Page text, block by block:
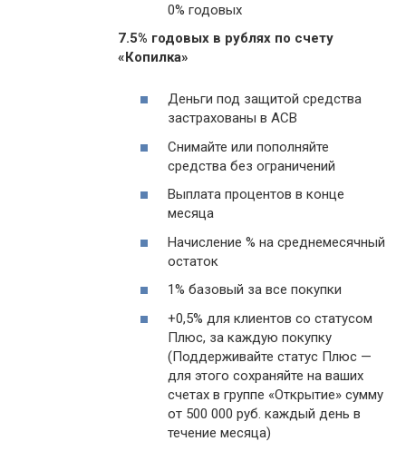
0% годовых
7.5% годовых в рублях по счету
«Копилка»
Деньги под защитой средства
застрахованы в АСВ
Снимайте или пополняйте
средства без ограничений
Выплата процентов в конце
месяца
Начисление % на среднемесячный
остаток
1% базовый за все покупки
+0,5% для клиентов со статусом
Плюс, за каждую покупку
(Поддерживайте статус Плюс —
для этого сохраняйте на ваших
счетах в группе «Открытие» сумму
от 500 000 руб. каждый день в
течение месяца)